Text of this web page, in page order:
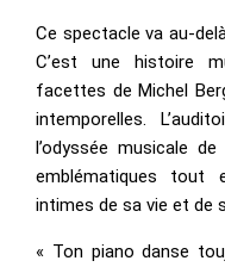
Ce spectacle va au-
C’est une histoire
facettes de Michel
intemporelles.
l’odyssée musicale
emblématiques tout
intimes de sa vie et de
« Ton piano danse